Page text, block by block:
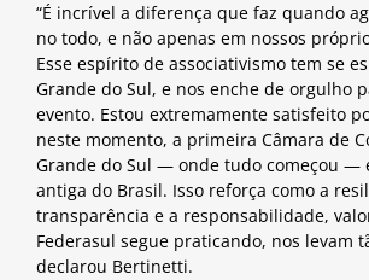
“É incrível a diferença que faz quando
no todo, e não apenas em nossos
Esse espírito de associativismo tem se
Grande do Sul, e nos enche de orgulho
evento. Estou extremamente satisfeito
neste momento, a primeira Câmara de
Grande do Sul — onde tudo começou —
antiga do Brasil. Isso reforça como a
transparência e a responsabilidade,
Federasul segue praticando, nos levam
declarou Bertinetti.